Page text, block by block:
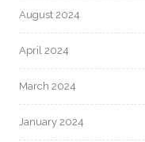
August 2024
April 2024
March 2024
January 2024